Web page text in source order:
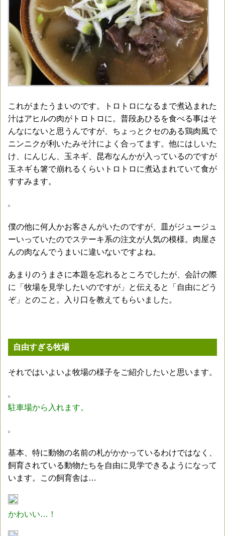
これがまたうまいのです。トロトロになるまで煮込まれた
汁はアヒルの肉がトロトロに。普段あひるを食べる事はそ
んなにないと思うんですが、ちょっとクセのある鶏肉風で
ニンニクが利いたみそ汁によく合ってます。他にはしいた
け、にんじん、玉ネギ、昆布なんかが入っているのですが
玉ネギも箸で崩れるくらいトロトロに煮込まれていて食が
すすみます。
僕の他に何人かお客さんがいたのですが、皿がジュージュ
ーいっていたのでステーキ系の注文が人気の模様。肉屋さ
んの肉なんでうまいに違いないですよね。
あまりのうまさに本題を忘れるところでしたが、会計の際
に「牧場を見学したいのですが」と伝えると「自由にどう
ぞ」とのこと。入り口を教えてもらいました。
自由すぎる牧場
それではいよいよ牧場の様子をご紹介したいと思います。
駐車場から入れます。
基本、特に動物の名前の札がかかっているわけではなく、
飼育されている動物たちを自由に見学できるようになって
います。この飼育舎は…
かわいい…！